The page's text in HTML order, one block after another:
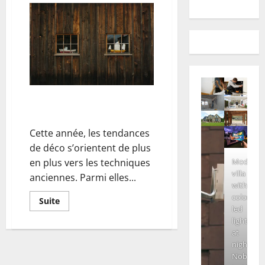
Cette année, les tendances
de déco s’orientent de plus
en plus vers les techniques
anciennes. Parmi elles...
SuiteEn
savoir
Modern
villa
with
colored
led
lights
at
night.
Nobody